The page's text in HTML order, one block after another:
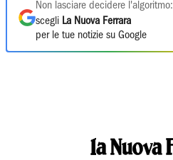
Non lasciare decidere l'algoritmo:
scegli La Nuova Ferrara
per le tue notizie su Google